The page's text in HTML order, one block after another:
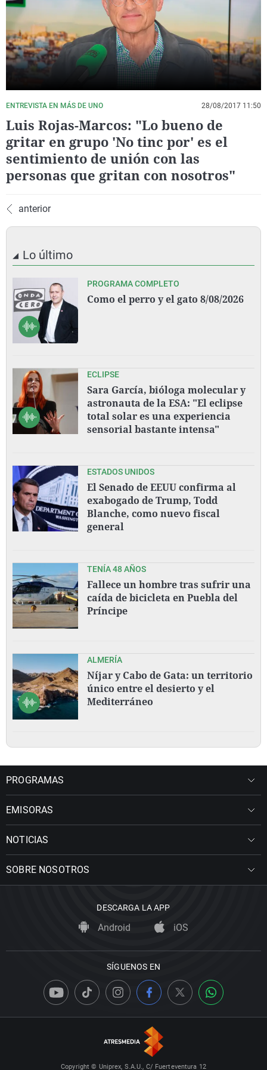
La rosa de los vientos
Gente viajera
Como el perro y el
Retornados
Equipo de
Operación Viuda
Galicia
La Rioja
País Vasco
Televisión
Elecciones
ENTREVISTA EN MÁS DE UNO 28/08/2017 11:50
Luis Rojas-Marcos: "Lo bueno de
gritar en grupo 'No tinc por' es el
sentimiento de unión con las
personas que gritan con nosotros"
anterior
Lo último
PROGRAMA COMPLETO
Como el perro y el gato 8/08/2026
ECLIPSE
Sara García, bióloga molecular y
astronauta de la ESA: "El eclipse
total solar es una experiencia
sensorial bastante intensa"
ESTADOS UNIDOS
El Senado de EEUU confirma al
exabogado de Trump, Todd
Blanche, como nuevo fiscal
general
TENÍA 48 AÑOS
Fallece un hombre tras sufrir una
caída de bicicleta en Puebla del
Príncipe
ALMERÍA
Níjar y Cabo de Gata: un territorio
único entre el desierto y el
Mediterráneo
PROGRAMAS
EMISORAS
NOTICIAS
SOBRE NOSOTROS
DESCARGA LA APP
Android iOS
SÍGUENOS EN
Copyright © Uniprex, S.A.U., C/ Fuerteventura 12